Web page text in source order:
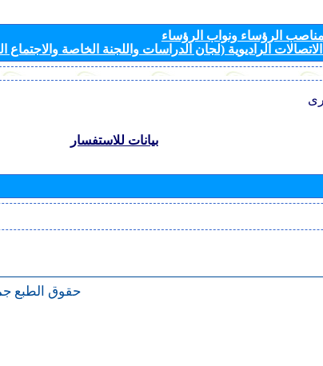
الرؤساء ونواب الرؤساء
الراديوية (لجان الدراسات واللجنة الخاصة
بيانات للاستفسار
حقوق الطبع